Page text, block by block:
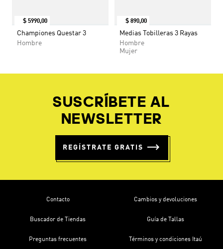
$ 5990,00
Championes Questar 3
Hombre
$ 890,00
Medias Tobilleras 3 Rayas
Hombre
Mujer
SUSCRÍBETE AL
NEWSLETTER
REGÍSTRATE GRATIS
Contacto
Buscador de Tiendas
Preguntas frecuentes
Cambios y devoluciones
Guía de Tallas
Términos y condiciones Itaú